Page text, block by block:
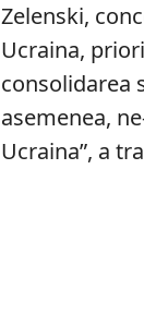
Zelenski,
Ucraina,
consolidarea
asemenea,
Ucraina”, a